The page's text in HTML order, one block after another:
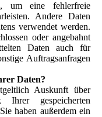
um eine fehlerfreie
Andere Daten
verwendet werden.
oder angebahnt
Daten auch für
Auftragsanfragen
Daten?
Auskunft über
gespeicherten
haben außerdem ein